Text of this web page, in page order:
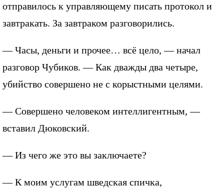
отправилось к управляющему писать протокол и
завтракать. За завтраком разговорились.
— Часы, деньги и прочее… всё цело, — начал
разговор Чубиков. — Как дважды два четыре,
убийство совершено не с корыстными целями.
— Совершено человеком интеллигентным, —
вставил Дюковский.
— Из чего же это вы заключаете?
— К моим услугам шведская спичка,